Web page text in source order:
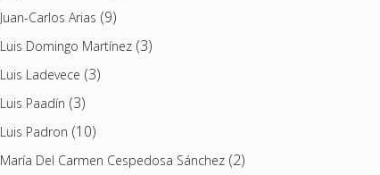
Juan-Carlos Arias (9)
Luis Domingo Martínez(3)
Luis Ladevece (3)
Luis Paadín (3)
Luis Padron (10)
María Del Carmen Cespedosa Sánchez(2)